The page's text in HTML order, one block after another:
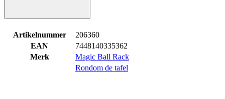
Artikelnummer
206360
EAN
7448140335362
Merk
Magic Ball Rack
Rondom de tafel